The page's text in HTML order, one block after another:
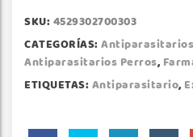
SKU: 4529302700303
CATEGORÍAS:
Antiparasitarios Perros,
ETIQUETAS: Antiparasitario,